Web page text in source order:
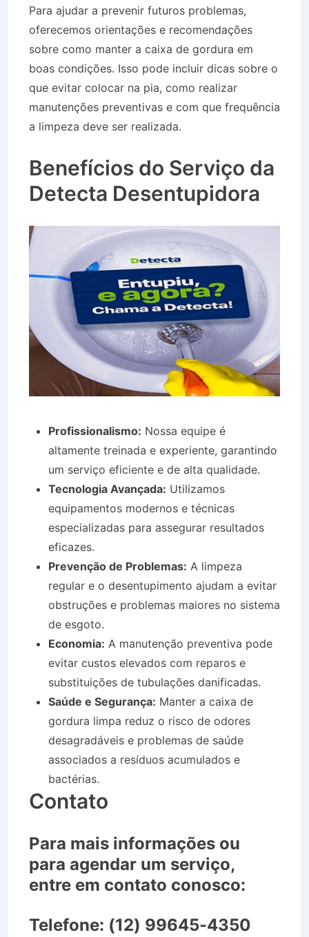
Para ajudar a prevenir futuros problemas,
oferecemos orientações e recomendações
sobre como manter a caixa de gordura em
boas condições. Isso pode incluir dicas sobre o
que evitar colocar na pia, como realizar
manutenções preventivas e com que frequência
a limpeza deve ser realizada.
Benefícios do Serviço da
Detecta Desentupidora
Profissionalismo: Nossa equipe é
altamente treinada e experiente, garantindo
um serviço eficiente e de alta qualidade.
Tecnologia Avançada: Utilizamos
equipamentos modernos e técnicas
especializadas para assegurar resultados
eficazes.
Prevenção de Problemas: A limpeza
regular e o desentupimento ajudam a evitar
obstruções e problemas maiores no sistema
de esgoto.
Economia: A manutenção preventiva pode
evitar custos elevados com reparos e
substituições de tubulações danificadas.
Saúde e Segurança: Manter a caixa de
gordura limpa reduz o risco de odores
desagradáveis e problemas de saúde
associados a resíduos acumulados e
bactérias.
Contato
Para mais informações ou
para agendar um serviço,
entre em contato conosco:
Telefone: (12) 99645-4350